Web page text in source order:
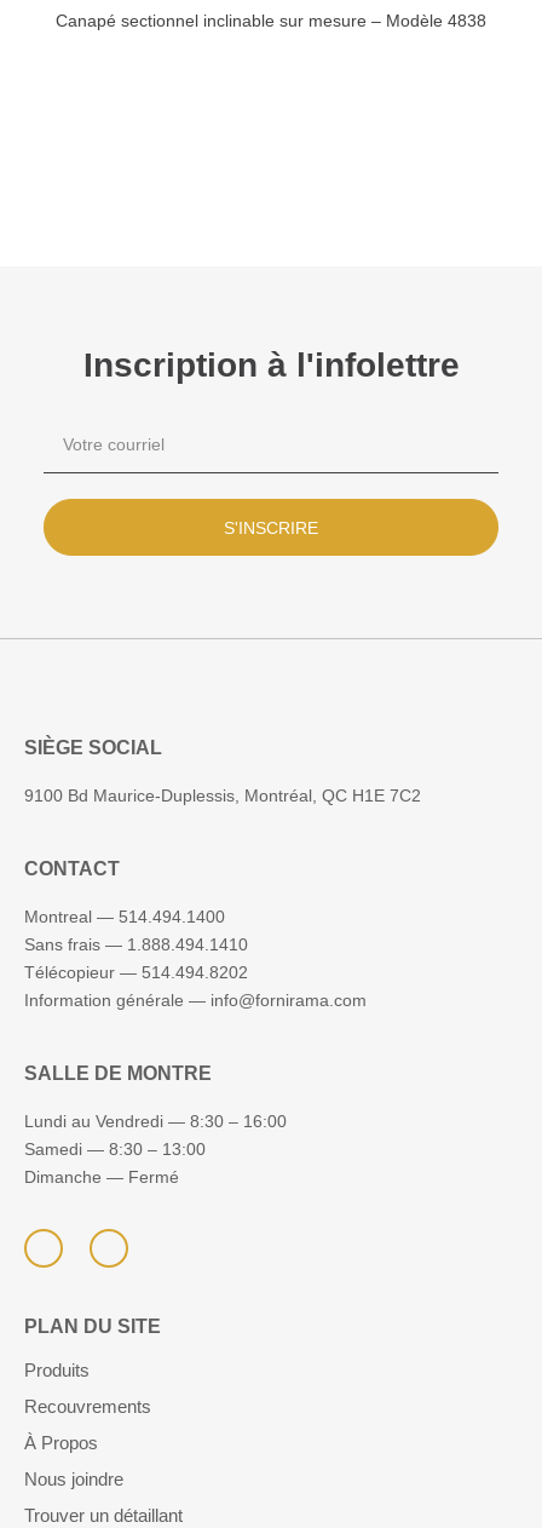
Canapé sectionnel inclinable sur mesure – Modèle 4838
Inscription à l'infolettre
S'INSCRIRE
SIÈGE SOCIAL
9100 Bd Maurice-Duplessis, Montréal, QC H1E 7C2
CONTACT
Montreal — 514.494.1400
Sans frais — 1.888.494.1410
Télécopieur — 514.494.8202
Information générale — info@fornirama.com
SALLE DE MONTRE
Lundi au Vendredi — 8:30 – 16:00
Samedi — 8:30 – 13:00
Dimanche — Fermé
PLAN DU SITE
Produits
Recouvrements
À Propos
Nous joindre
Trouver un détaillant